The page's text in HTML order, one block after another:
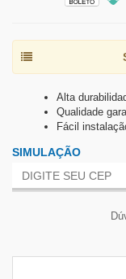
Alta
Qualidade
Fácil
SIMULAÇÃO